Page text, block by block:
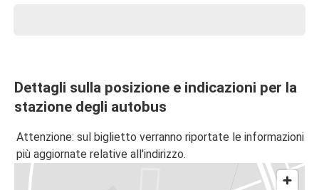
Dettagli sulla posizione e indicazioni per la
stazione degli autobus
Attenzione: sul biglietto verranno riportate le informazioni
più aggiornate relative all'indirizzo.